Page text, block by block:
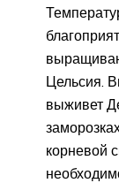
Цельсия.
выживет
корневой